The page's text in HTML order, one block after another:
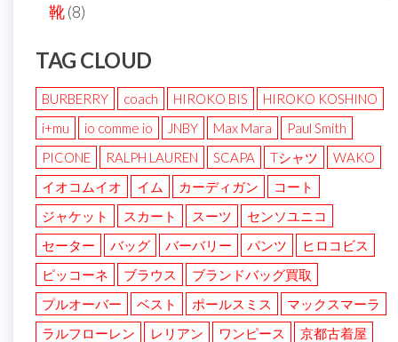
靴(8)
TAG CLOUD
BURBERRY coach HIROKO BIS
HIROKO KOSHINO
i+mu
io comme io JNBY Max Mara
Paul Smith
PICONE
RALPH LAUREN SCAPA Tシャツ
WAKO
イオコムイオ
イム カーディガン
コート
ジャケット
スカート スーツ
センソユニコ
セーター
バッグ バーバリー パンツ
ヒロコビス
ピッコーネ
ブラウス
ブランドバッグ買取
プルオーバー
ベスト ポールスミス
マックスマーラ
ラルフローレン
レリアン ワンピース
京都古着屋